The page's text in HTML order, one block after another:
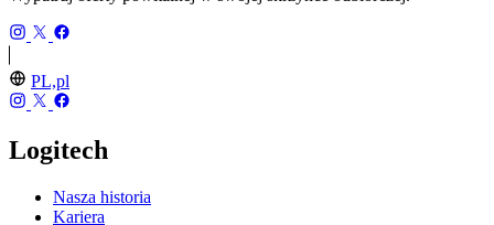
PL,pl
Logitech
Nasza historia
Kariera